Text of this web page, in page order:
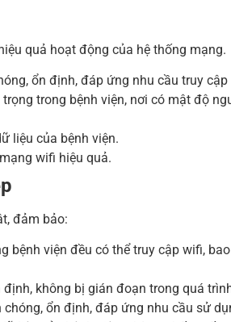
quả hoạt động của hệ thống mạng.
ổn định, đáp ứng nhu cầu truy
trong bệnh viện, nơi có mật độ
liệu của bệnh viện.
wifi hiệu quả.
đảm bảo:
bệnh viện đều có thể truy cập wifi,
không bị gián đoạn trong quá
ổn định, đáp ứng nhu cầu sử